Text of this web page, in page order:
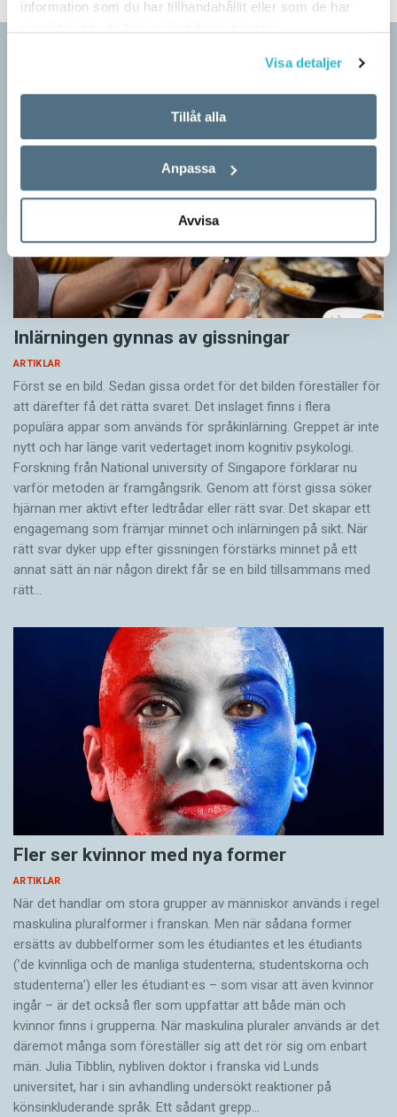
information som du har tillhandahållit eller som de har
Visa detaljer
Tillåt alla
Anpassa
Avvisa
Inlärningen gynnas av gissningar
ARTIKLAR
Först se en bild. Sedan gissa ordet för det bilden föreställer för
att därefter få det rätta svaret. Det inslaget finns i flera
populära appar som används för språkinlärning. Greppet är inte
nytt och har länge varit vedertaget inom kognitiv psykologi.
Forskning från National university of Singa­pore förklarar nu
varför metoden är framgångsrik. Genom att först gissa ­söker
hjärnan mer aktivt ­efter ledtrådar eller rätt svar. Det skapar ett
engagemang som främjar minnet och inlärningen på sikt. När
rätt svar dyker upp efter gissningen förstärks minnet på ett
annat sätt än när någon direkt får se en bild tillsammans med
rätt…
Fler ser kvinnor med nya former
ARTIKLAR
När det handlar om stora grupper av människor används i regel
maskulina pluralformer i franskan. Men när sådana ­former
ersätts av dubbel­former som les étudiantes et les étudiants
(’de kvinnliga och de manliga studenterna; studentskorna och
studenterna’) eller les étudiant·es – som visar att även kvinnor
ingår – är det också fler som uppfattar att både män och
kvinnor finns i grupperna. När maskulina pluraler används är det
där­emot många som föreställer sig att det rör sig om enbart
män. Julia Tibblin, nybliven doktor i franska vid Lunds
universitet, har i sin avhandling undersökt reaktioner på
könsinkluderande språk. Ett sådant grepp…